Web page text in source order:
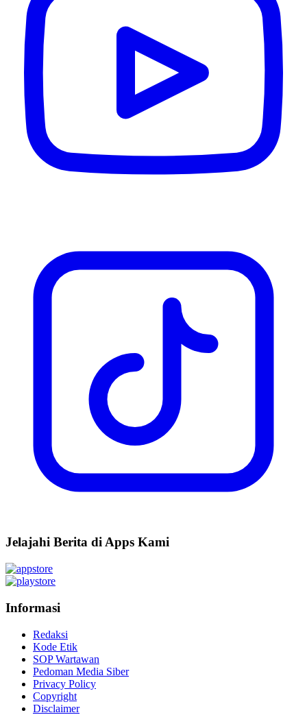
Jelajahi Berita di Apps Kami
Informasi
Redaksi
Kode Etik
SOP Wartawan
Pedoman Media Siber
Privacy Policy
Copyright
Disclaimer